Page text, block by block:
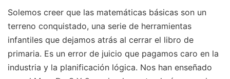
Solemos creer que las matemáticas básicas son un
terreno conquistado, una serie de herramientas
infantiles que dejamos atrás al cerrar el libro de
primaria. Es un error de juicio que pagamos caro en la
industria y la planificación lógica. Nos han enseñado